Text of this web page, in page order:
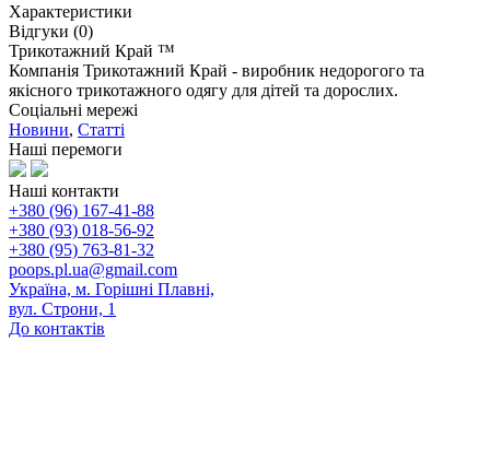
Характеристики
Відгуки (0)
Трикотажний Край ™
Компанія Трикотажний Край - виробник недорогого та
якісного трикотажного одягу для дітей та дорослих.
Соціальні мережі
Новини, Статті
Наші перемоги
Наші контакти
+380 (96) 167-41-88
+380 (93) 018-56-92
+380 (95) 763-81-32
poops.pl.ua@gmail.com
Україна, м. Горішні Плавні,
вул. Строни, 1
До контактів